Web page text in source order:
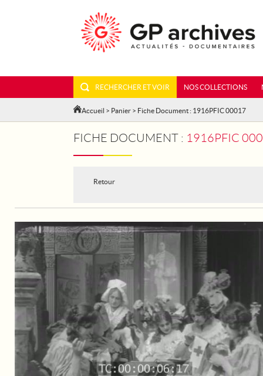
RECHERCHER ET VOIR NOS COLLECTIONS
Accueil > Panier > Fiche Document : 1916PFIC 00017
FICHE DOCUMENT : 1916PFIC
Retour